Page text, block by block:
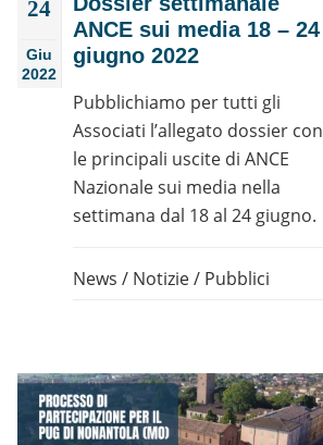
24
Giu
2022
ANCE sui media 18 – 24
giugno 2022
Pubblichiamo per tutti gli
Associati l’allegato dossier con
le principali uscite di ANCE
Nazionale sui media nella
settimana dal 18 al 24 giugno.
News / Notizie/ Pubblici